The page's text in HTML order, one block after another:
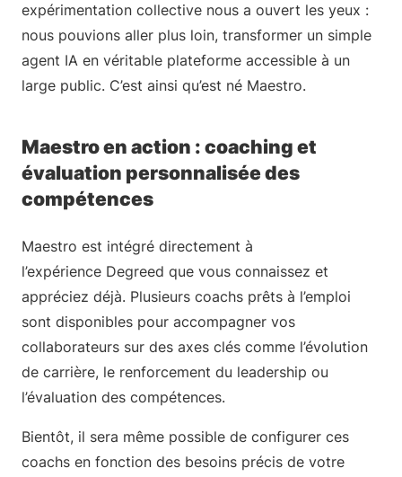
expérimentation collective nous a ouvert les yeux :
nous pouvions aller plus loin, transformer un simple
agent IA en véritable plateforme accessible à un
large public. C’est ainsi qu’est né Maestro.
Maestro en action : coaching et
évaluation personnalisée des
compétences
Maestro est intégré directement à
l’expérience Degreed que vous connaissez et
appréciez déjà. Plusieurs coachs prêts à l’emploi
sont disponibles pour accompagner vos
collaborateurs sur des axes clés comme l’évolution
de carrière, le renforcement du leadership ou
l’évaluation des compétences.
Bientôt, il sera même possible de configurer ces
coachs en fonction des besoins précis de votre